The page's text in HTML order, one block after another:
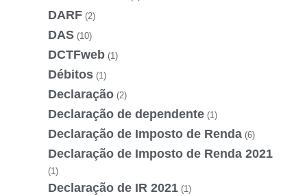
DARF (2)
DAS (10)
DCTFweb (1)
Débitos (1)
Declaração (2)
Declaração de dependente (1)
Declaração de Imposto de Renda (6)
Declaração de Imposto de Renda 2021
(1)
Declaração de IR 2021 (1)